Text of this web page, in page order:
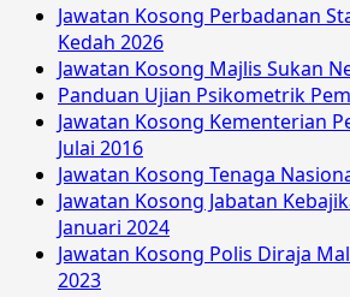
Jawatan Kosong Perbadanan
Kedah 2026
Jawatan Kosong Majlis Sukan
Panduan Ujian Psikometrik
Jawatan Kosong Kementerian
Julai 2016
Jawatan Kosong Tenaga
Jawatan Kosong Jabatan
Januari 2024
Jawatan Kosong Polis Diraja
2023